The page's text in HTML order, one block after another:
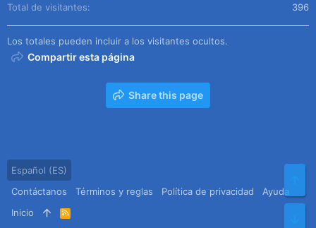
Total de visitantes
396
Los totales pueden incluir a los visitantes ocultos.
Compartir esta página
Share this page
Español (ES)
Contáctanos
Términos y reglas Política de privacidad
Ayuda
Inicio
R
S